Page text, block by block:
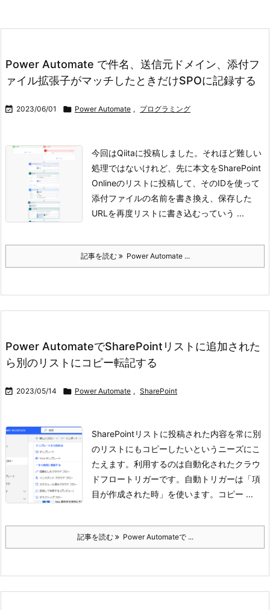
Power Automate で件名、送信元ドメイン、添付フ
ァイル拡張子がマッチしたときだけSPOに記録する
 2023/06/01  Power Automate , プログラミング
今回はQiitaに投稿しました。 それほど難しい
処理ではないけれど、先に本文をSharePoint
Onlineのリストに投稿して、そのIDを使って
添付ファイルの名前を書き換え、保存した
URLを再度リストに書き込むっていう ...
記事を読む Power Automate ...
Power AutomateでSharePointリストに追加された
ら別のリストにコピー転記する
 2023/05/14  Power Automate , SharePoint
SharePointリストに投稿された内容を常に別
のリストにもコピーしたいというニーズにこ
たえます。利用するのは自動化されたクラウ
ドフロートリガーです。
自動トリガーは「項
目が作成された時」を使います。
コピー ...
記事を読む Power Automateで ...